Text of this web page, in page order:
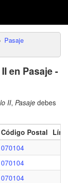
Pasaje
en Pasaje -
II, Pasaje debes
Código Postal
070104
070104
070104